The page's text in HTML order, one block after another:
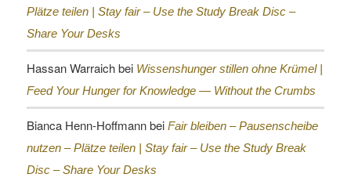
Plätze teilen | Stay fair – Use the Study Break Disc –
Share Your Desks
Hassan Warraichbei Wissenshunger stillen ohne Krümel |
Feed Your Hunger for Knowledge — Without the Crumbs
Bianca Henn-Hoffmannbei Fair bleiben – Pausenscheibe
nutzen – Plätze teilen | Stay fair – Use the Study Break
Disc – Share Your Desks